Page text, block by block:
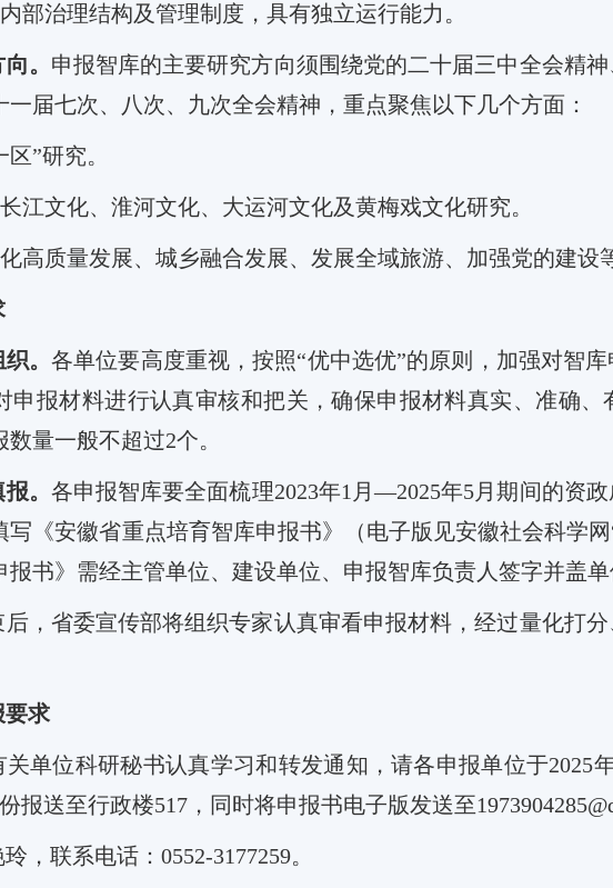
部治理结构及管理制度，具有独立运行能力。
。 申报智库的主要研究方向须围绕党的二十届三中全会精
届七次、八次、九次全会精神，重点聚焦以下几个方面：
区”研究。
江文化、淮河文化、大运河文化及黄梅戏文化研究。
高质量发展、城乡融合发展、发展全域旅游、 加强党的建设
织。各单位要高度重视，按照“优中选优”的原则，加强对智
申报材料进行认真审核和把关，确保申报材料真实、准确、
数量一般不超过2个。
。 各申报智库要全面梳理2023年1 月—2025年5月期间的资
写《安徽省重点培育智库申报书》（电子版见安徽社会科学网
书》 需经主管单位、建设单位、申报智库负责人签字并盖单
，省委宣传部将组织专家认真审看申报材料 ，经过量化打
要求
关单位科研秘书认真学习和转发通知，请各申报单位于2025
份报送至行政楼517 ，同时将申报书电子版发送至
，联系电话： 0552-3177259。